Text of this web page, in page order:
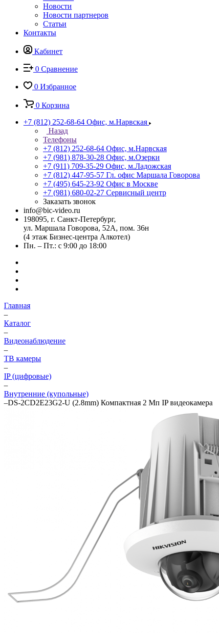
Новости
Новости партнеров
Статьи
Контакты
Кабинет
0 Сравнение
0 Избранное
0 Корзина
+7 (812) 252-68-64 Офис, м.Нарвская
Назад
Телефоны
+7 (812) 252-68-64 Офис, м.Нарвская
+7 (981) 878-30-28 Офис, м.Озерки
+7 (911) 709-35-29 Офис, м.Ладожская
+7 (812) 447-95-57 Гл. офис Маршала Говорова
+7 (495) 645-23-92 Офис в Москве
+7 (981) 680-02-27 Сервисный центр
Заказать звонок
info@bic-video.ru
198095, г. Санкт-Петербург,
ул. Маршала Говорова, 52А, пом. 36н
(4 этаж Бизнес-центра Алкотел)
Пн. – Пт.: с 9:00 до 18:00
Главная
–
Каталог
–
Видеонаблюдение
–
ТВ камеры
–
IP (цифровые)
–
Внутренние (купольные)
–DS-2CD2E23G2-U (2.8mm) Компактная 2 Мп IP видеокамера